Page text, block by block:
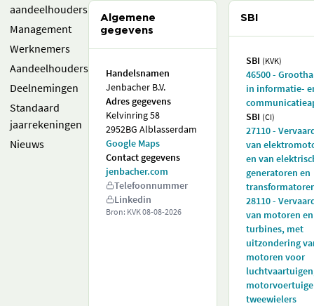
aandeelhouders
Management
Werknemers
Aandeelhouders
Deelnemingen
Standaard
jaarrekeningen
Nieuws
Algemene
gegevens
Handelsnamen
Jenbacher B.V.
Adres gegevens
Kelvinring 58
2952BG Alblasserdam
Google Maps
Contact gegevens
jenbacher.com
Telefoonnummer
Linkedin
Bron: KVK08-08-2026
SBI
SBI (KVK)
46500 -
in informatie-
SBI (CI)
27110 -
van
en van
generatoren en
28110 -
van motoren en
turbines, met
uitzondering
motoren voor
tweewielers